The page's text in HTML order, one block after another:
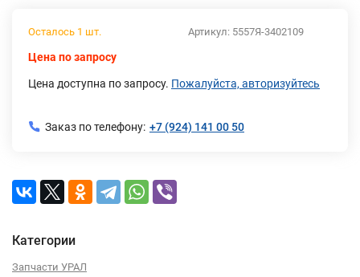
Артикул: 5557Я-3402109
Осталось 1 шт.
Цена по запросу
Цена доступна по запросу. Пожалуйста, авторизуйтесь
Заказ по телефону: +7 (924) 141 00 50
Категории
Запчасти УРАЛ